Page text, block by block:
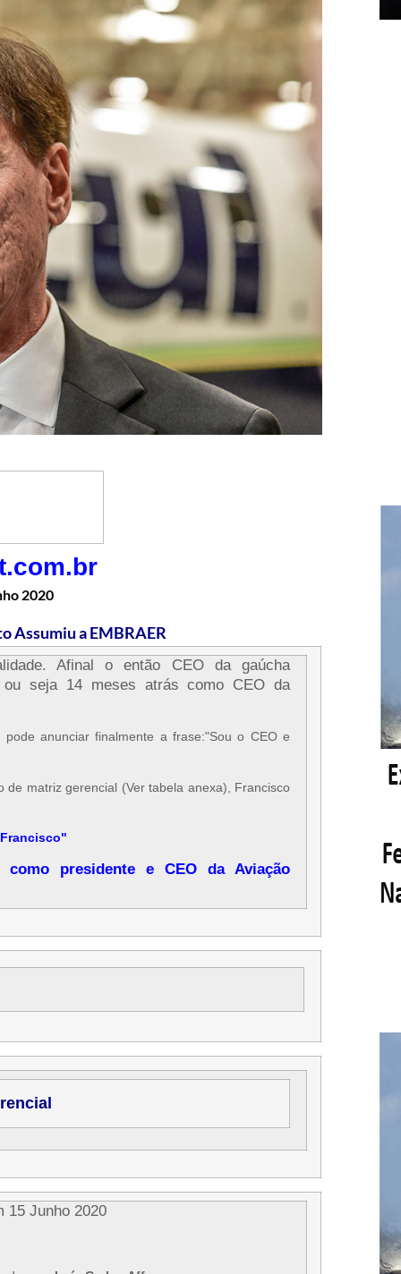
2020
Assumiu a EMBRAER
Afinal o então CEO da gaúcha
seja 14 meses atrás como CEO da
anunciar finalmente a frase:"Sou o CEO e
matriz gerencial (Ver tabela anexa), Francisco
presidente e CEO da Aviação
15 Junho 2020